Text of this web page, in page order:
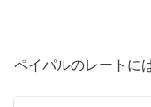
ペイパルのレートに